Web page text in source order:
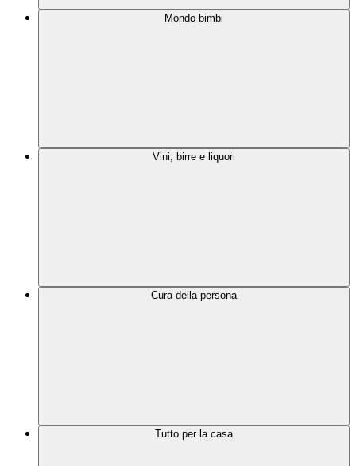
Mondo bimbi
Vini, birre e liquori
Cura della persona
Tutto per la casa